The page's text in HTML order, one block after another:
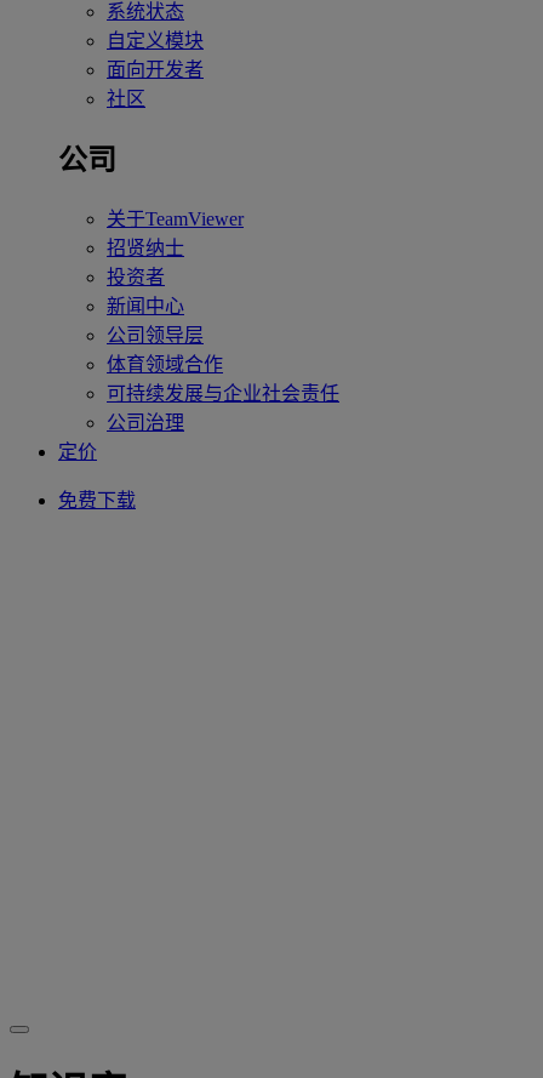
系统状态
自定义模块
面向开发者
社区
公司
关于TeamViewer
招贤纳士
投资者
新闻中心
公司领导层
体育领域合作
可持续发展与企业社会责任
公司治理
定价
免费下载